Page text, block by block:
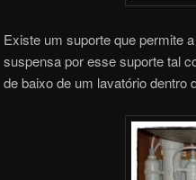
Existe um suporte que permite
suspensa por esse suporte tal
de baixo de um lavatório dentro